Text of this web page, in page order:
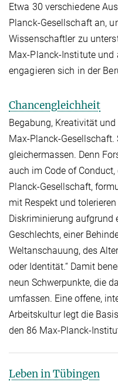
Etwa 30 verschiedene
Planck-Gesellschaft an,
Wissenschaftler zu
Max-Planck-Institute und
engagieren sich in der
Chancengleichheit
Begabung, Kreativität
Max-Planck-
gleichermassen. Denn
auch im Code of
Planck-Gesellschaft,
mit Respekt und
Diskriminierung aufgrund
Geschlechts, einer
Weltanschauung, des
oder Identität.“ Damit
neun Schwerpunkte, die
umfassen. Eine offene,
Arbeitskultur legt die
den 86 Max-Planck-
Leben in Tübingen